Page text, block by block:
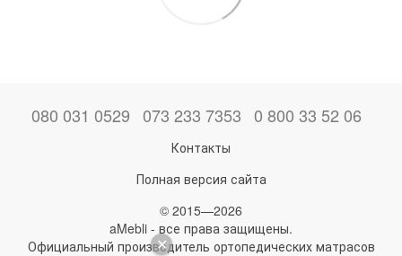
080 031 0529 073 233 7353 0 800 33 52 06
Контакты
Полная версия сайта
© 2015—2026
aMebli - все права защищены.
Официальный производитель ортопедических матрасов